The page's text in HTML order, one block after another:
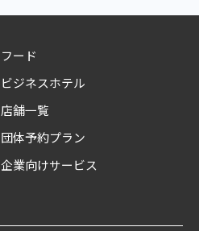
フード
ビジネスホテル
店舗一覧
団体予約プラン
企業向けサービス